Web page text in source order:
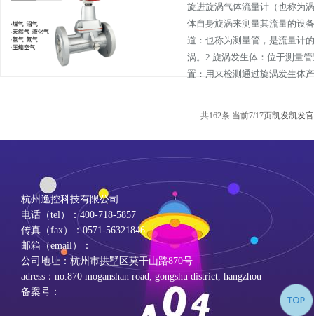
旋进旋涡气体流量计（也称为
体自身旋涡来测量其流量的设
道：也称为测量管，是流量计
涡。2.旋涡发生体：位于测量
置：用来检测通过旋涡发生体
共162条 当前7/17页凯发凯发
杭州逸控科技有限公司
电话（tel）：400-718-5857
传真（fax）：0571-56321846
邮箱（email）：
公司地址：杭州市拱墅区莫干山路870号
adress：no.870 moganshan road, gongshu district, hangzhou
备案号：